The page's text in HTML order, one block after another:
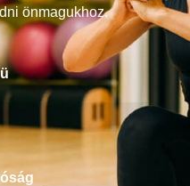
önmagukhoz.